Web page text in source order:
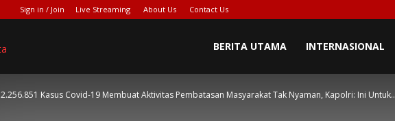
Sign in / Join Live Streaming About Us Contact Us
NEWS[DOT]COM
BERITA UTAMA INTERNASIONAL
2.256.851 Kasus Covid-19 Membuat Aktivitas Pembatasan Masyarakat Tak Nyaman, Kapolri: Ini